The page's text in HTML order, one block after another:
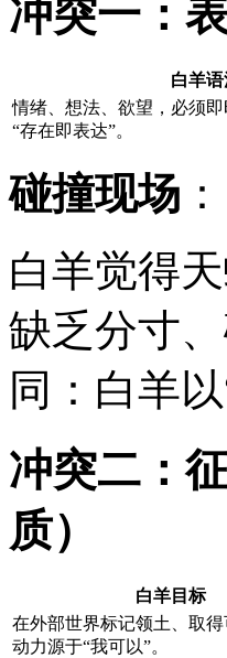
冲突一：
白羊
情绪、想法、欲望，必须即
“存在即表达”。
碰撞现场 ：
白羊觉得
缺乏分寸
同：白羊
冲突二：
质）
白羊目标
在外部世界标记领土、取得
动力源于“我可以”。